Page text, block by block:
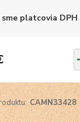
sme platcovia DPH
CAMN33428